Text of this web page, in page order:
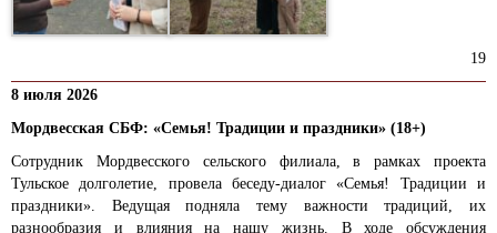
19
8 июля 2026
Мордвесская СБФ: «Семья! Традиции и праздники» (18+)
Сотрудник Мордвесского сельского филиала, в рамках проекта
Тульское долголетие, провела беседу-диалог «Семья! Традиции и
праздники». Ведущая подняла тему важности традиций, их
разнообразия и влияния на нашу жизнь. В ходе обсуждения